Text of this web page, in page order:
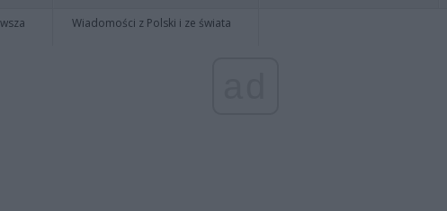
Wiadomości z Polski i ze świata